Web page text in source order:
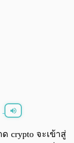
crypto จะเข้าสู่